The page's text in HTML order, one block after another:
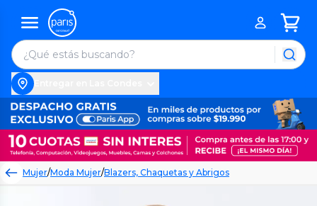
Mujer/Moda Mujer/Blazers, Chaquetas y Abrigos